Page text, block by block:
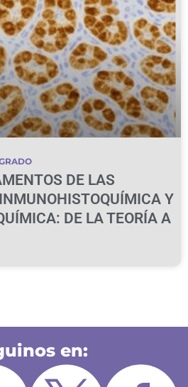
DE LAS
Y
DE LA TEORÍA A
en: